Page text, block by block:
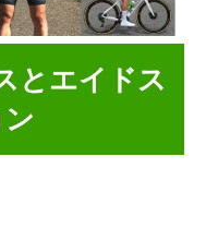
とエイドス